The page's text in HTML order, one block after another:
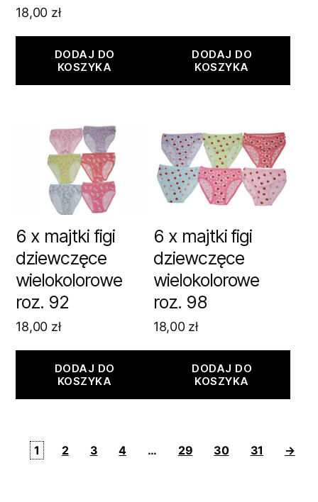
18,00 zł
DODAJ DO
KOSZYKA
DODAJ DO
KOSZYKA
6 x majtki figi
dziewczęce
wielokolorowe
roz. 92
18,00 zł
DODAJ DO
KOSZYKA
6 x majtki figi
dziewczęce
wielokolorowe
roz. 98
18,00 zł
DODAJ DO
KOSZYKA
1 2 3 4 … 29 30 31 →